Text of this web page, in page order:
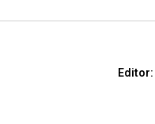
Editor: